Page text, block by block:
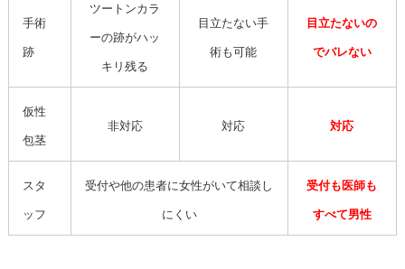
手術
跡
ツートンカラ
ーの跡がハッ
キリ残る
目立たない手
術も可能
目立たないの
でバレない
仮性
包茎
非対応 対応 対応
スタ
ッフ
受付や他の患者に女性がいて相談し
にくい
受付も医師も
すべて男性